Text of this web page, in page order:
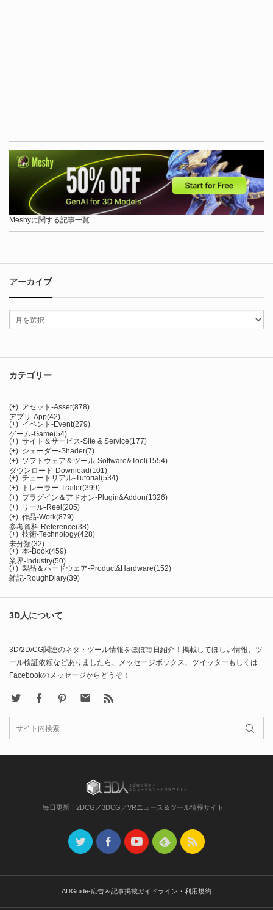
Meshyに関する記事一覧
アーカイブ
カテゴリー
(+) アセット-Asset(878)
アプリ-App(42)
(+) イベント-Event(279)
ゲーム-Game(54)
(+) サイト＆サービス-Site & Service(177)
(+) シェーダー-Shader(7)
(+) ソフトウェア＆ツール-Software&Tool (1554)
ダウンロード-Download(101)
(+) チュートリアル-Tutorial (534)
(+)
トレーラー-Trailer(399)
(+) プラグイン＆アドオン-Plugin&Addon(1326)
(+) リール-Reel (205)
(+) 作品-Work(879)
参考資料-Reference(38)
(+) 技術-Technology(428)
未分類(32)
(+) 本-Book(459)
業界-Industry(50)
(+) 製品＆ハードウェア-Product&Hardware(152)
雑記-RoughDiary(39)
3D人について
3D/2D/CG関連のネタ・ツール情報をほぼ毎日紹介！掲載してほしい情報、ツ
ール検証依頼などありましたら、メッセージボックス、ツイッターもしくは
Facebookのメッセージからどうぞ！
FacebookPinterest Contact
毎日更新！2DCG／3DCG／VRニュース＆ツール情報サイト！
ADGuide-広告＆記事掲載ガイドライン・利用規約